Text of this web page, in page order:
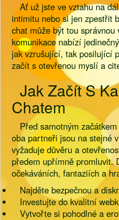
Ať už jste ve vztahu na
intimitu nebo si jen zpestřit
chat může být tou správnou
komunikace nabízí
jak vzrušující, tak posilující
začít s otevřenou myslí a
Jak Začít S
Chatem
Před samotným
oba partneři jsou na stejné
vyžaduje důvěru a
předem upřímně promluvit.
očekáváních, fantaziích a
Najděte bezpečnou a
Investujte do kvalitní
Vytvořte si pohodlné a